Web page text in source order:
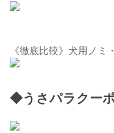
《徹底比較》犬用ノミ
◆うさパラクー